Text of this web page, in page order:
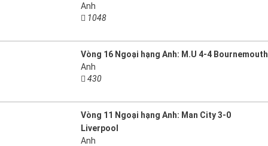
Anh
1048
Vòng 16 Ngoại hạng Anh: M.U 4-4 Bournemouth
Anh
430
Vòng 11 Ngoại hạng Anh: Man City 3-0
Liverpool
Anh